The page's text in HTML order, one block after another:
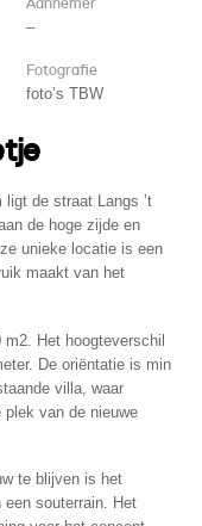
–
Fotografie
foto’s TBW
ligt de straat Langs ’t
de hoge zijde en
unieke locatie is een
maakt van het
Het hoogteverschil
De oriëntatie is min
villa, waar
plek van de nieuwe
te blijven is het
een souterrain. Het